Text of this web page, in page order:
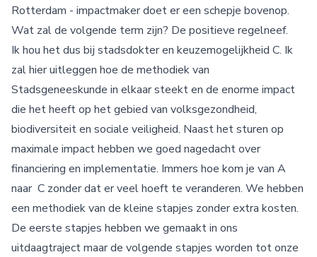
Rotterdam - impactmaker doet er een schepje bovenop.
Wat zal de volgende term zijn? De positieve regelneef.
Ik hou het dus bij stadsdokter en keuzemogelijkheid C. Ik
zal hier uitleggen hoe de methodiek van
Stadsgeneeskunde in elkaar steekt en de enorme impact
die het heeft op het gebied van volksgezondheid,
biodiversiteit en sociale veiligheid. Naast het sturen op
maximale impact hebben we goed nagedacht over
financiering en implementatie. Immers hoe kom je van A
naar C zonder dat er veel hoeft te veranderen. We hebben
een methodiek van de kleine stapjes zonder extra kosten.
De eerste stapjes hebben we gemaakt in ons
uitdaagtraject maar de volgende stapjes worden tot onze